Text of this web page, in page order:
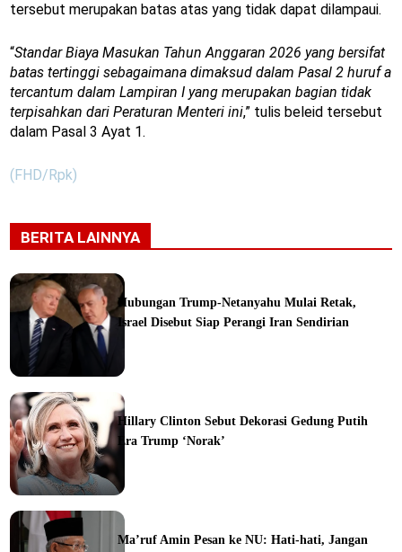
tersebut merupakan batas atas yang tidak dapat dilampaui.
“Standar Biaya Masukan Tahun Anggaran 2026 yang bersifat
batas tertinggi sebagaimana dimaksud dalam Pasal 2 huruf a
tercantum dalam Lampiran I yang merupakan bagian tidak
terpisahkan dari Peraturan Menteri ini,” tulis beleid tersebut
dalam Pasal 3 Ayat 1.
(FHD/Rpk)
BERITA LAINNYA
Hubungan Trump-Netanyahu Mulai Retak,
Israel Disebut Siap Perangi Iran Sendirian
Hillary Clinton Sebut Dekorasi Gedung Putih
Era Trump ‘Norak’
Ma’ruf Amin Pesan ke NU: Hati-hati, Jangan